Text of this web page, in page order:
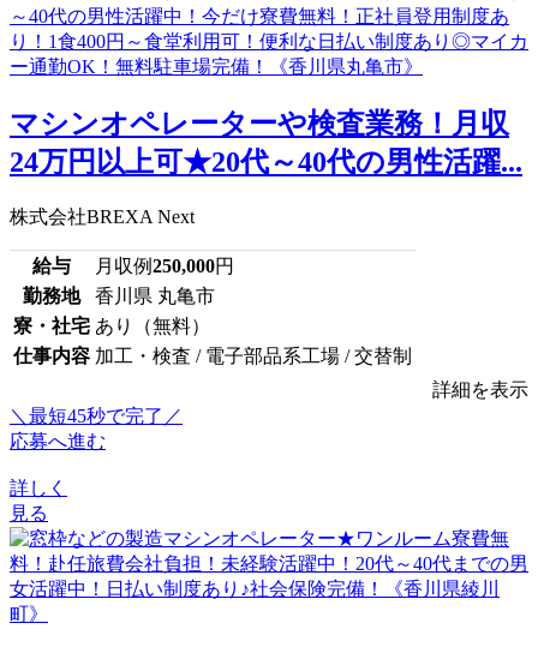
マシンオペレーターや検査業務！月収
24万円以上可★20代～40代の男性活躍...
株式会社BREXA Next
給与 月収例250,000円
勤務地
香川県 丸亀市
寮・社宅 あり（無料）
仕事内容 加工・検査 / 電子部品系工場 / 交替制
詳細を表示
＼最短45秒で完了／
応募へ進む
詳しく
見る